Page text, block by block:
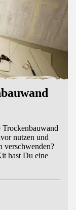
Trockenbauwand
nutzen und
verschwenden?
hast Du eine